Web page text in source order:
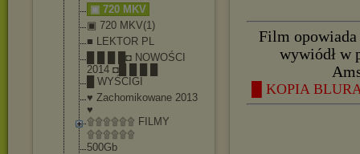
▣ 720 MKV
▣ 720 MKV(1)
■ LEKTOR PL
█ █ █ █◘ NOWOŚCI
2014 ◘█ █ █ █
█ WYŚCIGI
♥ Zachomikowane 2013
♥
۩۩۩۩۩۩ FILMY
۩۩۩۩۩۩
500Gb
Film opowiada
wywiódł w
█ KOPIA